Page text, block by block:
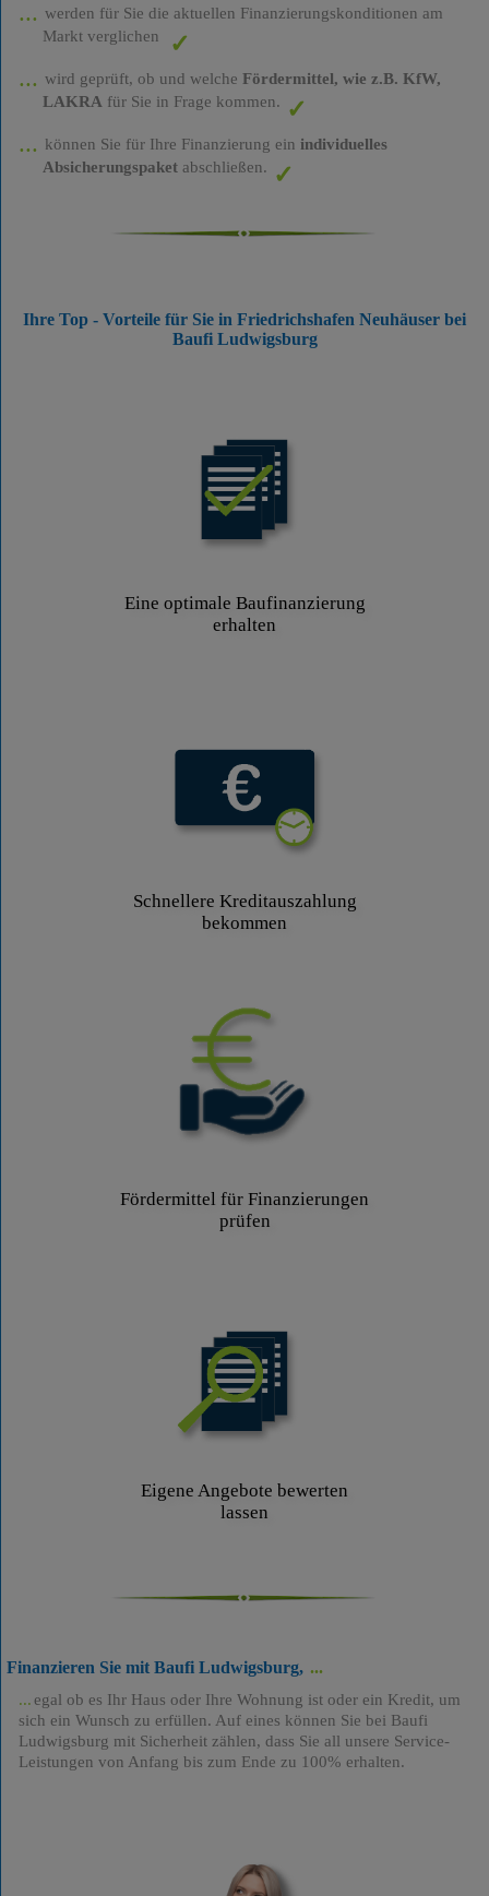
werden für Sie die aktuellen Finanzierungskonditionen am
Markt verglichen
wird geprüft, ob und welche Fördermittel, wie z.B. KfW,
LAKRA für Sie in Frage kommen.
können Sie für Ihre Finanzierung ein individuelles
Absicherungspaketabschließen.
Ihre Top - Vorteile für Sie in Friedrichshafen Neuhäuser bei
Baufi Ludwigsburg
Eine optimale Baufinanzierung
erhalten
Schnellere Kreditauszahlung
bekommen
Fördermittel für Finanzierungen
prüfen
Eigene Angebote bewerten
lassen
Finanzieren Sie mit Baufi Ludwigsburg,
egal ob es Ihr Haus oder Ihre Wohnung ist oder ein Kredit, um
sich ein Wunsch zu erfüllen. Auf eines können Sie bei Baufi
Ludwigsburg mit Sicherheit zählen, dass Sie all unsere Service-
Leistungen von Anfang bis zum Ende zu 100% erhalten.